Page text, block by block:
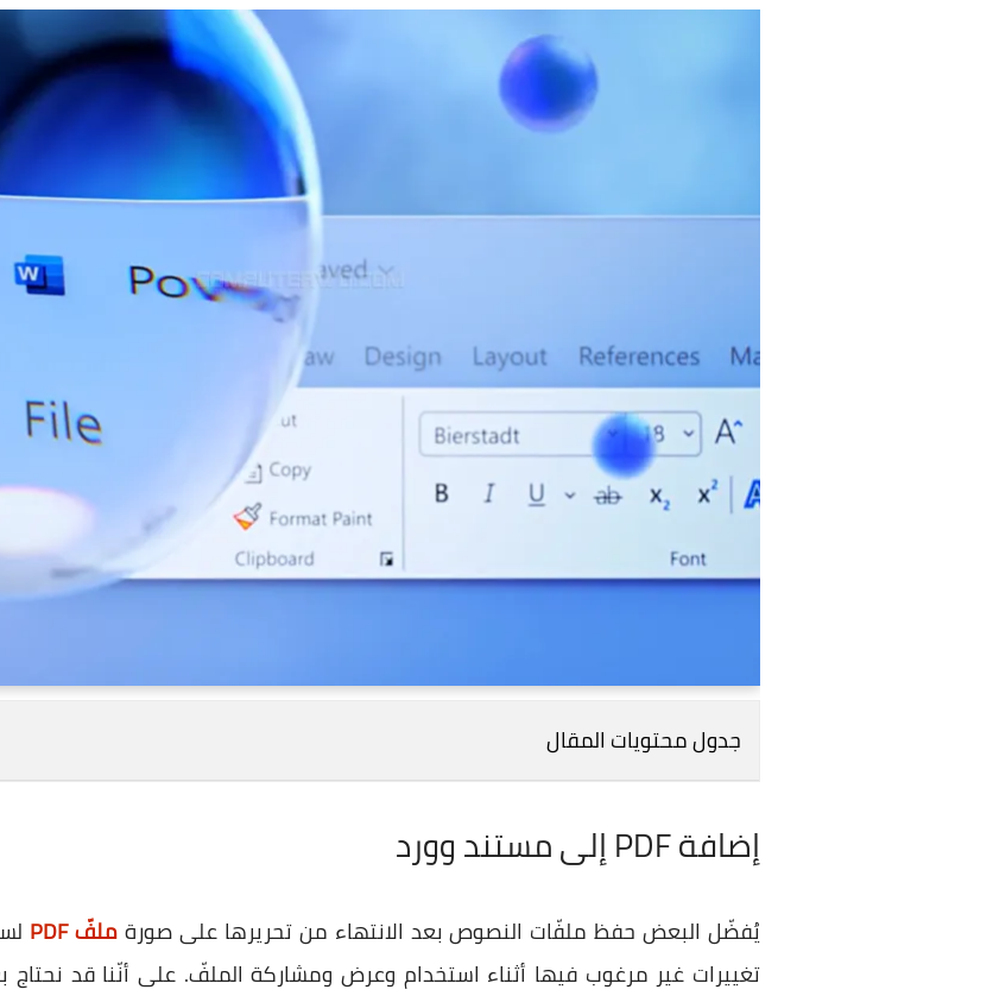
جدول محتويات المقال
إضافة PDF إلى مستند وورد
يُفضّل البعض حفظ ملفّات النصوص بعد الانتهاء من تحريرها على صورةملفّ PDF
تغييرات غير مرغوب فيها أثناء استخدام وعرض ومشاركة الملفّ. على أنّنا قد